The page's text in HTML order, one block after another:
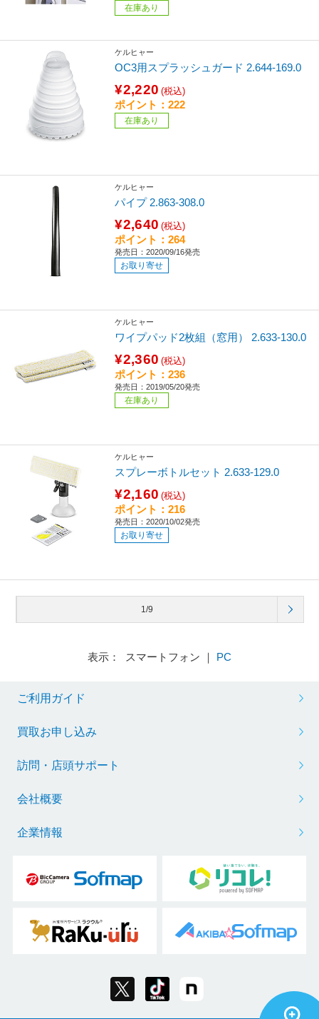
在庫あり
ケルヒャー
OC3用スプラッシュガード 2.644-169.0
¥2,220 (税込)
ポイント：222
在庫あり
ケルヒャー
パイプ 2.863-308.0
¥2,640 (税込)
ポイント：264
発売日：2020/09/16発売
お取り寄せ
ケルヒャー
ワイプパッド2枚組（窓用） 2.633-130.0
¥2,360 (税込)
ポイント：236
発売日：2019/05/20発売
在庫あり
ケルヒャー
スプレーボトルセット 2.633-129.0
¥2,160 (税込)
ポイント：216
発売日：2020/10/02発売
お取り寄せ
1/9
表示： スマートフォン ｜ PC
ご利用ガイド
買取お申し込み
訪問・店頭サポート
会社概要
企業情報